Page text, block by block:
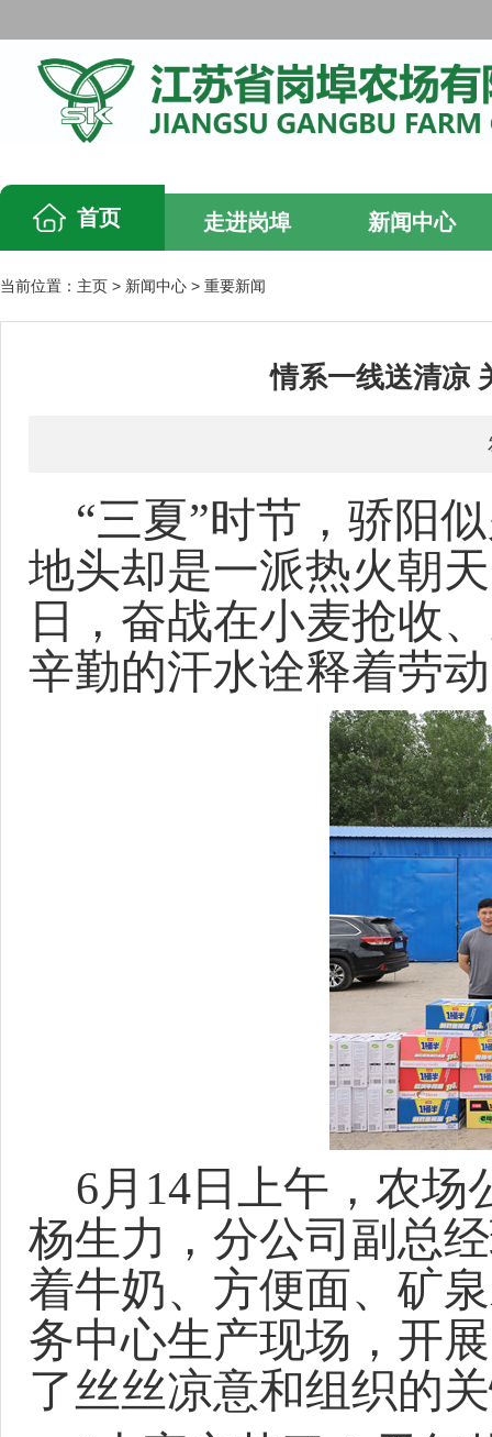
首页 走进岗埠 新闻中心
当前位置： 主页 > 新闻中心 > 重要新闻
情系一线送清凉
“三夏”时节，骄阳
地头却是一派热火朝
日，奋战在小麦抢收
辛勤的汗水诠释着劳
6月14日上午， 农场
杨生力，分公司副总
着牛奶、 方便面、 矿
务中心生产现场，开展
了丝丝凉意和组织的